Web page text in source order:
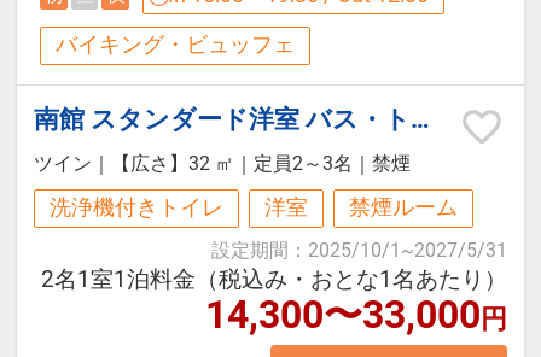
ーアル。
温泉は癒しを一段と深く感じられる
空間に、食事は地産地消とライブキ
ッチンにこだわりエンターテインメ
ントに溢れ、思い出と記憶に残るお
食事をご提供できる空間として生ま
れ変わりました。更に 1 階も、ロビ
ー及びラウンジエリアとしてリニュ
ーアルし、これまで以上にファミリ
バイキング・ビュッフェ
南館 スタンダード洋室 バス・トイレ付（禁煙）
ツイン ｜ 【広さ】32 ㎡ ｜ 定員2～3名 ｜ 禁煙
洗浄機付きトイレ 洋室 禁煙ルーム
設定期間 ： 2025/10/1 ~2027/5/31
2名1室1泊料金（税込み・おとな1名あたり）
14,300〜33,000円